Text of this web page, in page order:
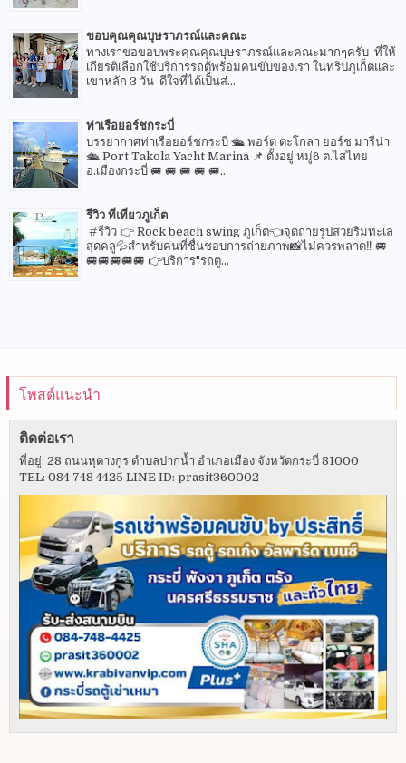
ขอบคุณคุณบุษราภรณ์และคณะ
ทางเราขอขอบพระคุณคุณบุษราภรณ์และคณะมากๆครับ ที่ให้
เกียรติเลือกใช้บริการรถตู้พร้อมคนขับของเรา ในทริปภูเก็ตและ
เขาหลัก 3 วัน ดีใจที่ได้เป็นส่...
ท่าเรือยอร์ชกระบี่
บรรยากาศท่าเรือยอร์ชกระบี่ 🛳 พอร์ต ตะโกลา ยอร์ช มารีน่า
🛳 Port Takola Yacht Marina 📌 ตั้งอยู่ หมู่6 ต.ไสไทย
อ.เมืองกระบี่ 🚐 🚐 🚐 🚐 🚐...
รีวิว ที่เที่ยวภูเก็ต
#รีวิว 👉 Rock beach swing ภูเก็ต👈จุดถ่ายรูปสวยริมทะเล
สุดคลู💦สำหรับคนที่ชื่นชอบการถ่ายภาพ📸ไม่ควรพลาด‼️ 🚐
🚐🚐🚐🚐🚐 👉บริการ"รถตู...
โพสต์แนะนำ
ติดต่อเรา
ที่อยู่: 28 ถนนหุตางกูร ตำบลปากน้ำ อำเภอเมือง จังหวัดกระบี่ 81000
TEL: 084 748 4425 LINE ID: prasit360002